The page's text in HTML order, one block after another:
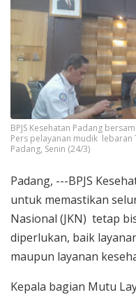
BPJS Kesehatan Padang
Pers pelayanan mudik lebaran
Padang, Senin (24/3)
Padang, ---BPJS
untuk memastikan
Nasional (JKN) tetap
diperlukan, baik
maupun layanan
Kepala bagian Mutu